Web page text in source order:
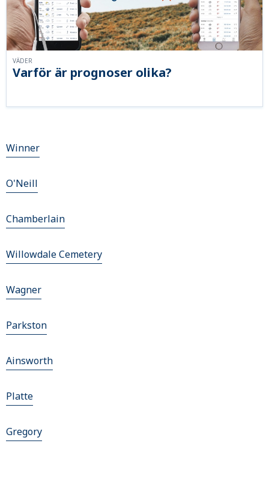
Varför är prognoser olika?
VÄDER
Winner
O'Neill
Chamberlain
Willowdale Cemetery
Wagner
Parkston
Ainsworth
Platte
Gregory